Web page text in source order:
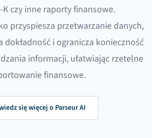
czy inne raporty finansowe.
przyspiesza przetwarzanie danych,
dokładność i ogranicza konieczność
informacji, ułatwiając rzetelne
finansowe.
się więcej o Parseur AI